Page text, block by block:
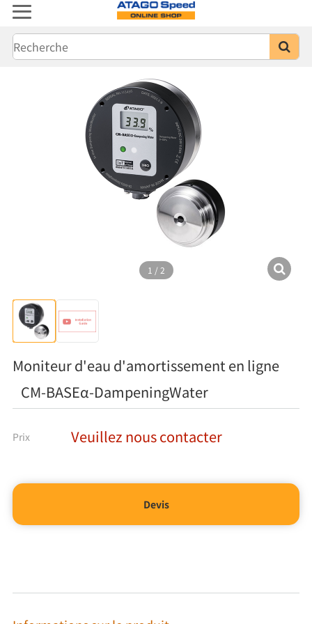
1 / 2
Moniteur d'eau d'amortissement en ligne
CM-BASEα-DampeningWater
Prix Veuillez nous contacter
Devis